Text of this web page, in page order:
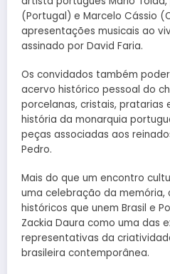
(Portugal) e Marcelo Cássio
apresentações musicais ao
assinado por David Faria.
Os convidados também
acervo histórico pessoal do
porcelanas, cristais, pratarias
história da monarquia
peças associadas aos
Pedro.
Mais do que um encontro
uma celebração da memória,
históricos que unem Brasil e
Zackia Daura como uma das
representativas da
brasileira contemporânea.